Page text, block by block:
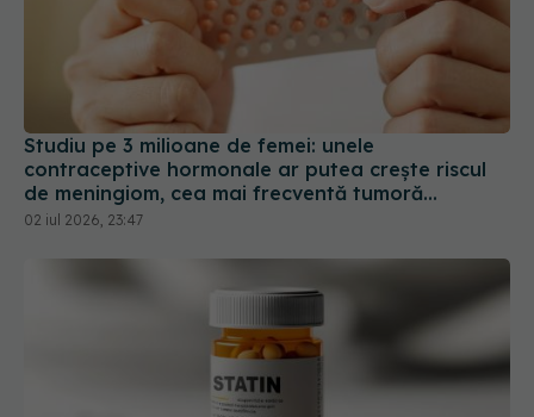
Studiu pe 3 milioane de femei: unele
contraceptive hormonale ar putea crește riscul
de meningiom, cea mai frecventă tumoră
cerebrală
02 iul 2026, 23:47